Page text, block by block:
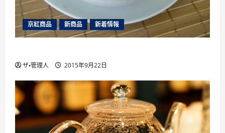
京紅商品 新商品 新着情報
ザ・管理人 2015年9月22日